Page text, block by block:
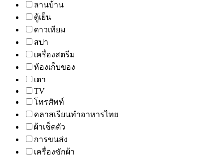
ลานบ้าน
ตู้เย็น
ดาวเทียม
สปา
เครื่องสตรีม
ห้องเก็บของ
เตา
TV
โทรศัพท์
คลาสเรียนทำอาหารไทย
ผ้าเช็ดตัว
การขนส่ง
เครื่องซักผ้า